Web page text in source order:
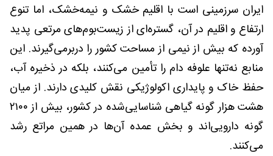
ایران سرزمینی است با اقلیم خشک و نیمه‌خشک، اما تنوع
ارتفاع و اقلیم در آن، گستره‌ای از زیست‌بوم‌های مرتعی پدید
آورده که بیش از نیمی از مساحت کشور را دربرمی‌گیرند. این
منابع نه‌تنها علوفه دام را تأمین می‌کنند، بلکه در ذخیره آب،
حفظ خاک و پایداری اکولوژیکی نقش کلیدی دارند. از میان
هشت هزار گونه گیاهی شناسایی‌شده در کشور، بیش از ۲۱۰۰
گونه دارویی‌اند و بخش عمده آن‌ها در همین مراتع رشد
می‌کنند.